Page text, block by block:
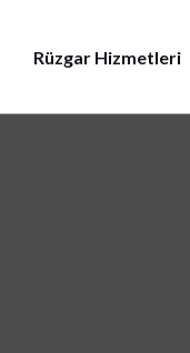
Rüzgar Hizmetleri